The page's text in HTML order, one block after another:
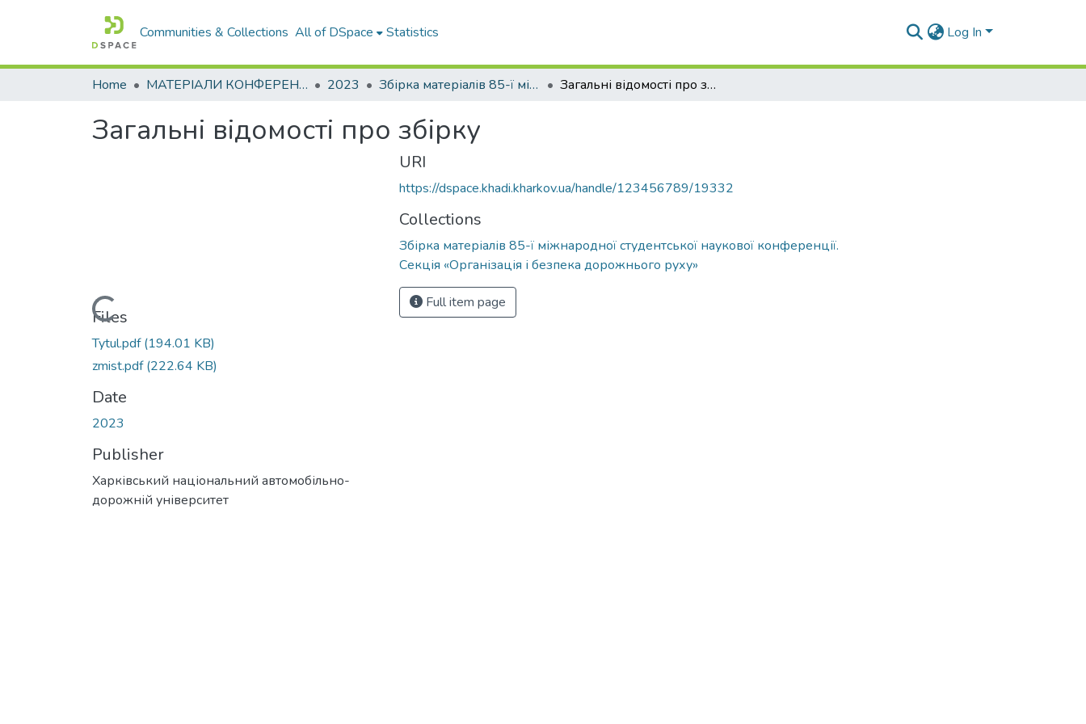
Communities & Collections All of DSpace Statistics Log In
Home МАТЕРІАЛИ КОНФЕРЕНЦІЙ 2023 Збірка матеріалів 85-ї міжнародної студентської наукової конференції. Секція «Організація і безпека дорожнього руху» Загальні відомості про збірку
Загальні відомості про збірку
Loading...
Files
Tytul.pdf(194.01 KB)
zmist.pdf(222.64 KB)
Date
2023
Publisher
Харківський національний автомобільно-
дорожній університет
URI
https://dspace.khadi.kharkov.ua/handle/123456789/19332
Collections
Збірка матеріалів 85-ї міжнародної студентської наукової конференції.
Секція «Організація і безпека дорожнього руху»
Full item page